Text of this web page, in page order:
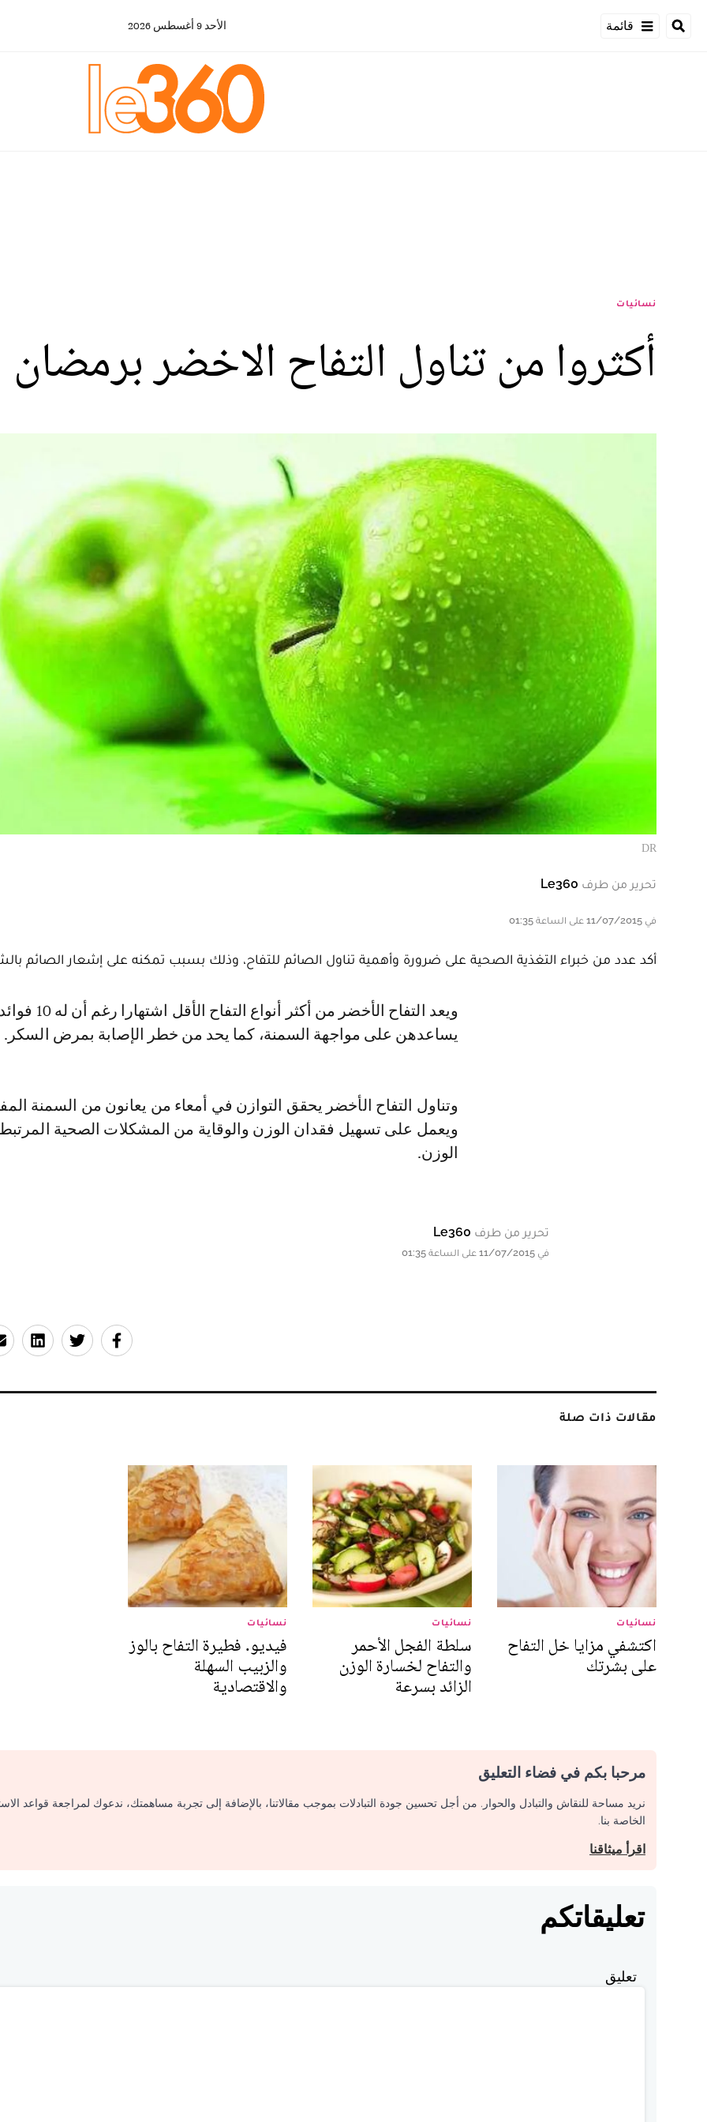
قائمة الأحد 9 أغسطس 2026
نسائيات
أكثروا من تناول التفاح الاخضر برمضان
DR
تحرير من طرف Le360
في 11/07/2015 على الساعة 01:35
أكد عدد من خبراء التغذية الصحية على ضرورة وأهمية تناول الصائم للتفاح، وذلك بسبب تمكنه على إشعار الصائم
ويعد التفاح الأخضر من أكثر أنواع التفاح الأقل اشتهارا رغم أن له 10 فوائد للفتيات
يساعدهن على مواجهة السمنة، كما يحد من خطر الإصابة بمرض السكر.
وتناول التفاح الأخضر يحقق التوازن في أمعاء من يعانون من السمنة
ويعمل على تسهيل فقدان الوزن والوقاية من المشكلات الصحية
الوزن.
تحرير من طرف Le360
في 11/07/2015 على الساعة 01:35
مقالات ذات صلة
نسائيات
اكتشفي مزايا خل التفاح
على بشرتك
نسائيات
سلطة الفجل الأحمر
والتفاح لخسارة الوزن
الزائد بسرعة
نسائيات
فيديو. فطيرة التفاح بالوز
والزبيب السهلة
والاقتصادية
مرحبا بكم في فضاء التعليق
نريد مساحة للنقاش والتبادل والحوار. من أجل تحسين جودة التبادلات بموجب مقالاتنا، بالإضافة إلى تجربة مساهمتك، ندعوك لمراجعة قواعد
الخاصة بنا.
اقرأ ميثاقنا
تعليقاتكم
تعليق